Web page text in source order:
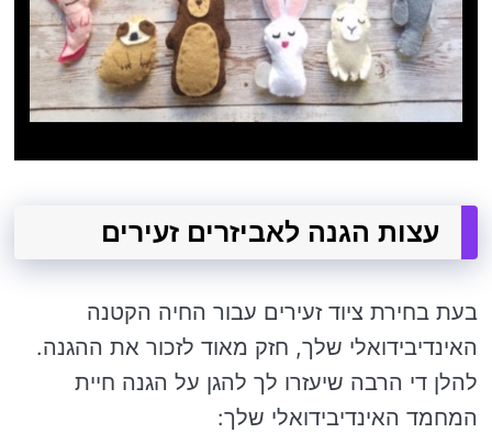
עצות הגנה לאביזרים זעירים
בעת בחירת ציוד זעירים עבור החיה הקטנה
האינדיבידואלי שלך, חזק מאוד לזכור את ההגנה.
להלן די הרבה שיעזרו לך להגן על הגנה חיית
המחמד האינדיבידואלי שלך: